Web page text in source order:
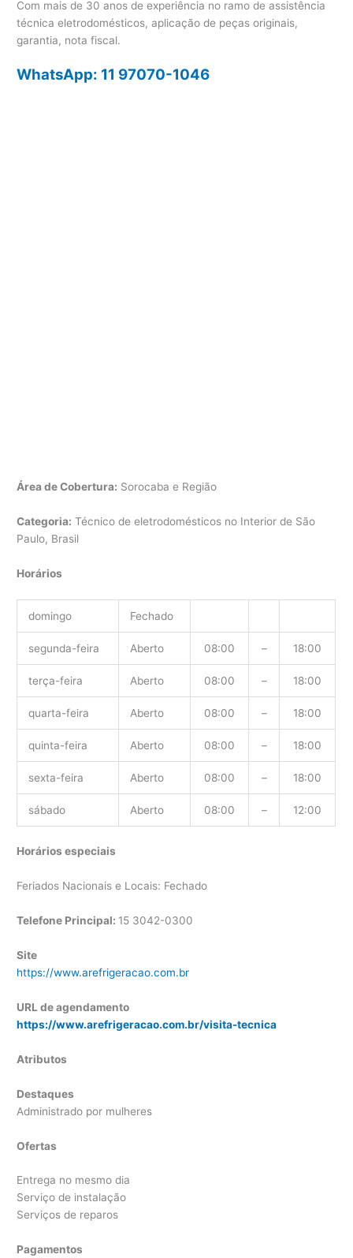
Com mais de 30 anos de experiência no ramo de assistência
técnica eletrodomésticos, aplicação de peças originais,
garantia, nota fiscal.
WhatsApp: 11 97070-1046
Área de Cobertura: Sorocaba e Região
Categoria: Técnico de eletrodomésticos no Interior de São
Paulo, Brasil
Horários
domingo Fechado
segunda-feira Aberto 08:00 – 18:00
terça-feira Aberto 08:00 – 18:00
quarta-feira Aberto 08:00 – 18:00
quinta-feira Aberto 08:00 – 18:00
sexta-feira Aberto 08:00 – 18:00
sábado Aberto 08:00 – 12:00
Horários especiais
Feriados Nacionais e Locais: Fechado
Telefone Principal: 15 3042-0300
Site
https://www.arefrigeracao.com.br
URL de agendamento
https://www.arefrigeracao.com.br/visita-tecnica
Atributos
Destaques
Administrado por mulheres
Ofertas
Entrega no mesmo dia
Serviço de instalação
Serviços de reparos
Pagamentos